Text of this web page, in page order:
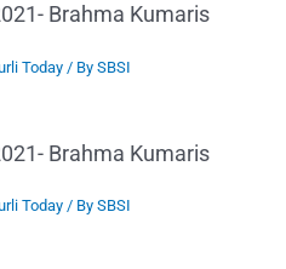
Brahma Kumaris
Today / BySBSI
Brahma Kumaris
Today / BySBSI